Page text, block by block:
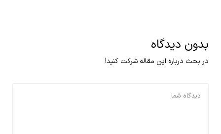
بدون دیدگاه
در بحث درباره این مقاله شرکت کنید!